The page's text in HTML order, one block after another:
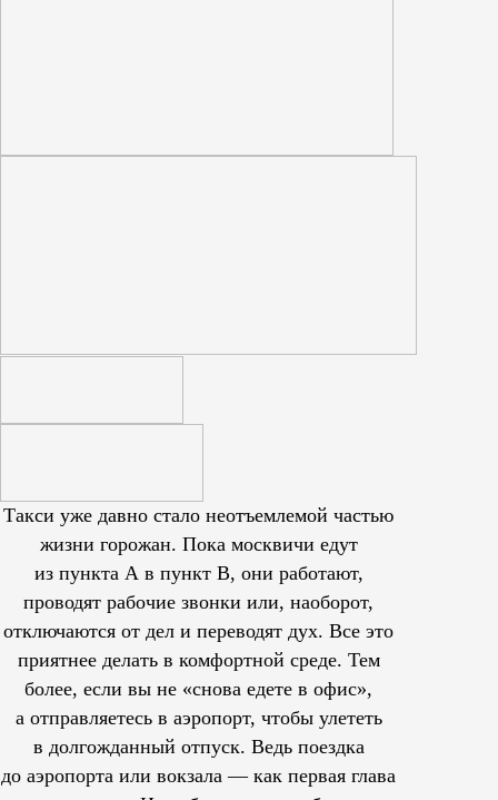
Такси уже давно стало неотъемлемой частью
жизни горожан. Пока москвичи едут
из пункта А в пункт В, они работают,
проводят рабочие звонки или, наоборот,
отключаются от дел и переводят дух. Все это
приятнее делать в комфортной среде. Тем
более, если вы не «снова едете в офис»,
а отправляетесь в аэропорт, чтобы улететь
в долгожданный отпуск. Ведь поездка
до аэропорта или вокзала — как первая глава